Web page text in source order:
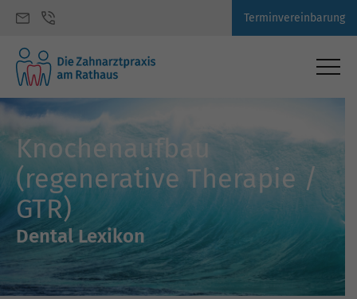
Terminvereinbarung
Knochenaufbau
(regenerative Therapie /
GTR)
Dental Lexikon